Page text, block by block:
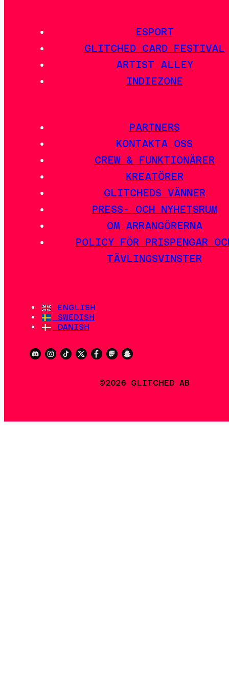
ESPORT
GLITCHED CARD FESTIVAL
ARTIST ALLEY
INDIEZONE
PARTNERS
KONTAKTA OSS
CREW & FUNKTIONÄRER
KREATÖRER
GLITCHEDS VÄNNER
PRESS- OCH NYHETSRUM
OM ARRANGÖRERNA
POLICY FÖR PRISPENGAR
TÄVLINGSVINSTER
ENGLISH
SWEDISH
DANISH
©2026 GLITCHED AB